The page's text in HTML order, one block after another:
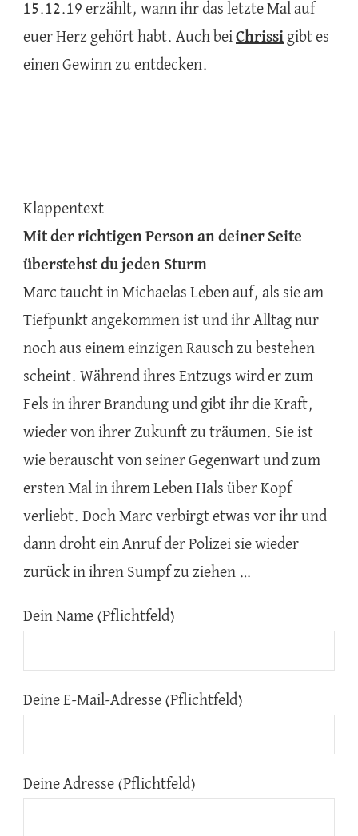
15.12.19 erzählt, wann ihr das letzte Mal auf
euer Herz gehört habt. Auch bei Chrissi gibt es
einen Gewinn zu entdecken.
Klappentext
Mit der richtigen Person an deiner Seite
überstehst du jeden Sturm
Marc taucht in Michaelas Leben auf, als sie am
Tiefpunkt angekommen ist und ihr Alltag nur
noch aus einem einzigen Rausch zu bestehen
scheint. Während ihres Entzugs wird er zum
Fels in ihrer Brandung und gibt ihr die Kraft,
wieder von ihrer Zukunft zu träumen. Sie ist
wie berauscht von seiner Gegenwart und zum
ersten Mal in ihrem Leben Hals über Kopf
verliebt. Doch Marc verbirgt etwas vor ihr und
dann droht ein Anruf der Polizei sie wieder
zurück in ihren Sumpf zu ziehen …
Dein Name (Pflichtfeld)
Deine E-Mail-Adresse (Pflichtfeld)
Deine Adresse (Pflichtfeld)